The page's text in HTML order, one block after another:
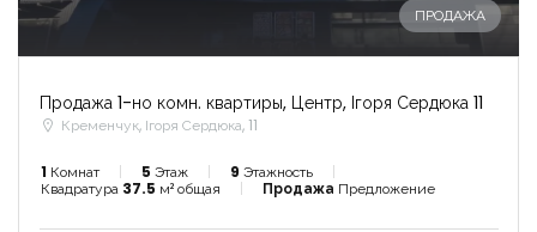
ПРОДАЖА
Продажа 1-но комн. квартиры, Центр, Ігоря Сердюка 11
Кременчук, Ігоря Сердюка, 11
1 Комнат 5 Этаж 9 Этажность
Квадратура 37.5 м² общая Продажа Предложение